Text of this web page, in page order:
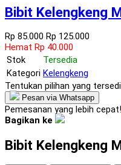
Bibit Kelengkeng
Rp 85.000 Rp 125.000
Hemat Rp 40.000
Stok
Tersedia
Kategori Kelengkeng
Tentukan pilihan yang
Pesan via Whatsapp
Pemesanan yang lebih cepat!
Bagikan ke
Bibit Kelengkeng